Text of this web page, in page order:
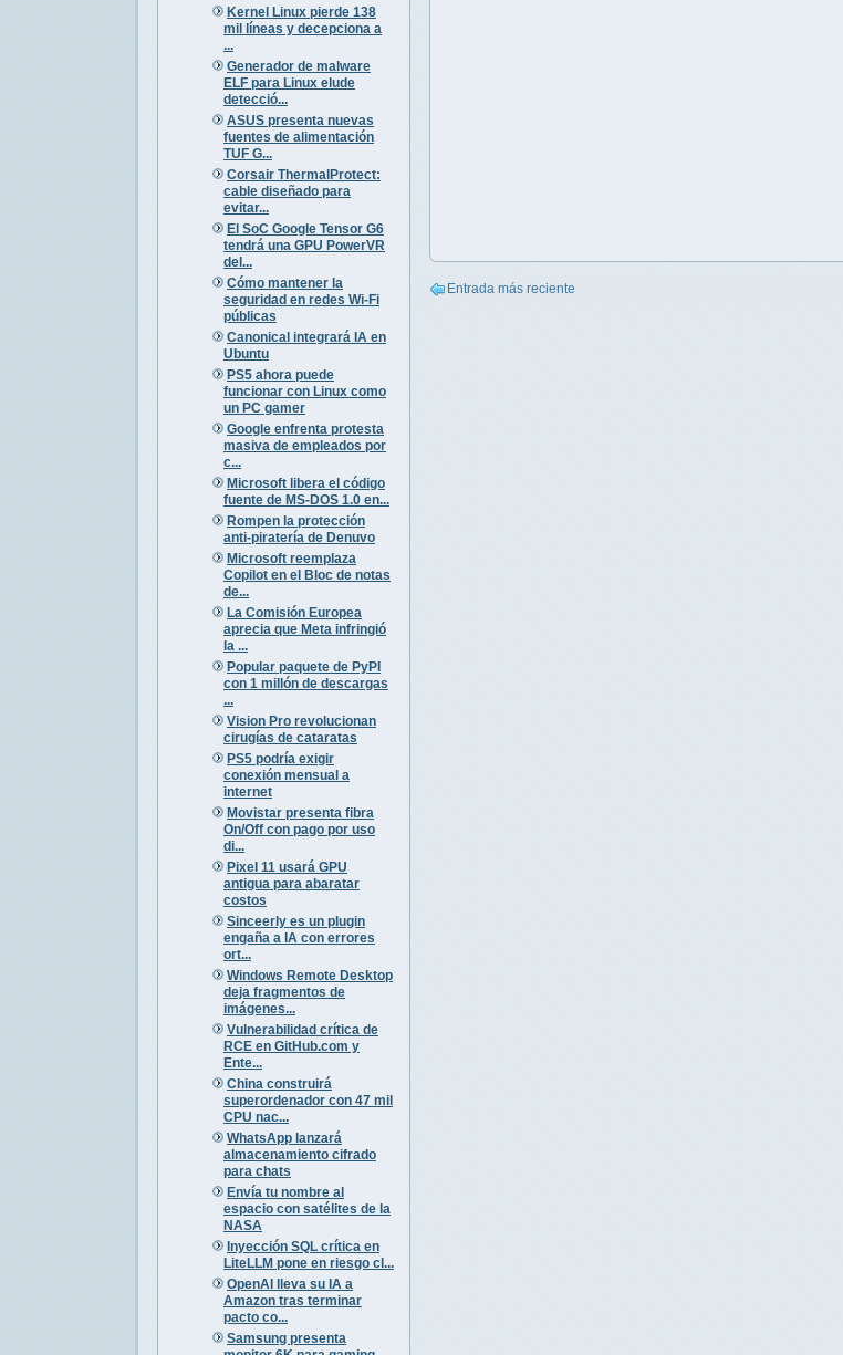
Kernel Linux pierde 138
mil líneas y decepciona a
...
Generador de malware
ELF para Linux elude
detecció...
ASUS presenta nuevas
fuentes de alimentación
TUF G...
Corsair ThermalProtect:
cable diseñado para
evitar...
El SoC Google Tensor G6
tendrá una GPU PowerVR
del...
Cómo mantener la
seguridad en redes Wi-Fi
públicas
Canonical integrará IA en
Ubuntu
PS5 ahora puede
funcionar con Linux como
un PC gamer
Google enfrenta protesta
masiva de empleados por
c...
Microsoft libera el código
fuente de MS-DOS 1.0 en...
Rompen la protección
anti-piratería de Denuvo
Microsoft reemplaza
Copilot en el Bloc de notas
de...
La Comisión Europea
aprecia que Meta infringió
la ...
Popular paquete de PyPI
con 1 millón de descargas
...
Vision Pro revolucionan
cirugías de cataratas
PS5 podría exigir
conexión mensual a
internet
Movistar presenta fibra
On/Off con pago por uso
di...
Pixel 11 usará GPU
antigua para abaratar
costos
Sinceerly es un plugin
engaña a IA con errores
ort...
Windows Remote Desktop
deja fragmentos de
imágenes...
Vulnerabilidad crítica de
RCE en GitHub.com y
Ente...
China construirá
superordenador con 47 mil
CPU nac...
WhatsApp lanzará
almacenamiento cifrado
para chats
Envía tu nombre al
espacio con satélites de la
NASA
Inyección SQL crítica en
LiteLLM pone en riesgo cl...
OpenAI lleva su IA a
Amazon tras terminar
pacto co...
Samsung presenta
Entrada más reciente